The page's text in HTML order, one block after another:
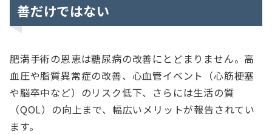
善だけではない
肥満手術の恩恵は糖尿病の改善にとどまりません。高
血圧や脂質異常症の改善、心血管イベント（心筋梗塞
や脳卒中など）のリスク低下、さらには生活の質
（QOL）の向上まで、幅広いメリットが報告されてい
ます。